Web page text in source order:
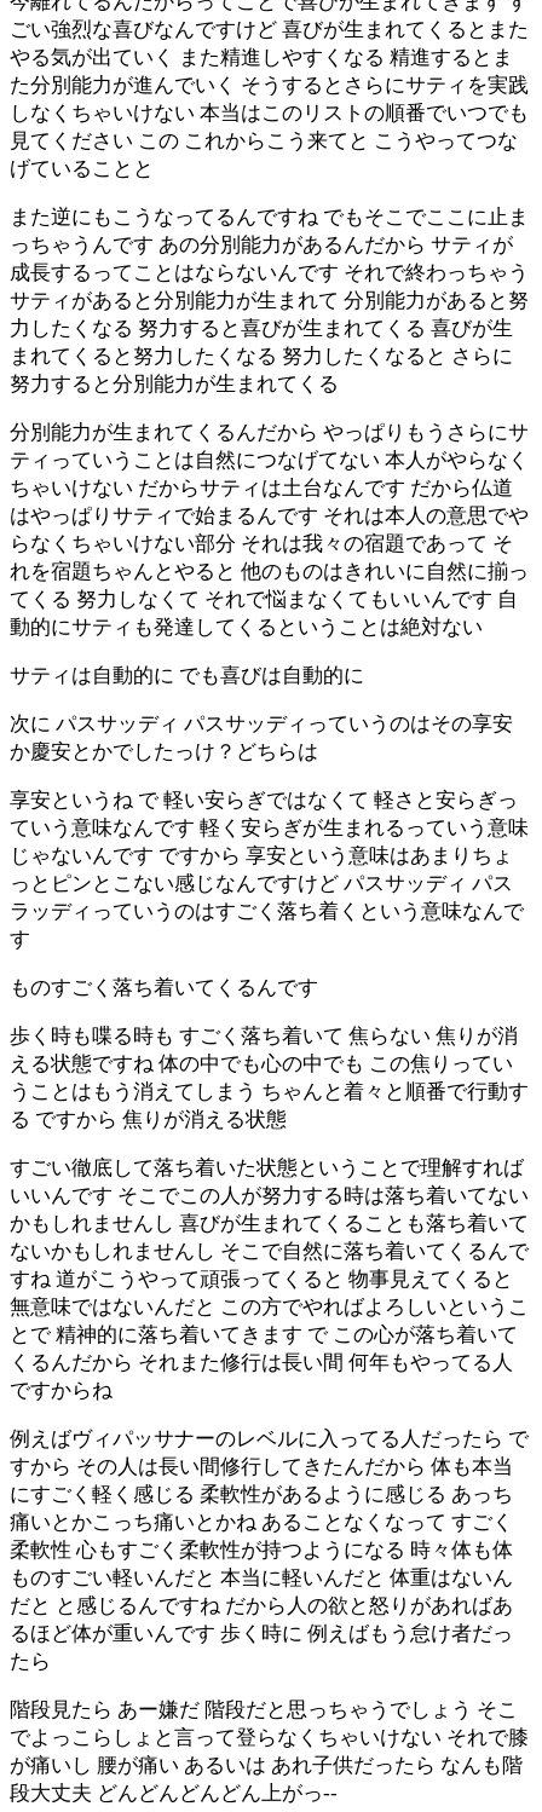
ごい強烈な喜びなんですけど 喜びが生まれてくるとまた
やる気が出ていく また精進しやすくなる 精進するとま
た分別能力が進んでいく そうするとさらにサティを実践
しなくちゃいけない 本当はこのリストの順番でいつでも
見てください この これからこう来てと こうやってつな
げていることと
また逆にもこうなってるんですね でもそこでここに止ま
っちゃうんです あの分別能力があるんだから サティが
成長するってことはならないんです それで終わっちゃう
サティがあると分別能力が生まれて 分別能力があると努
力したくなる 努力すると喜びが生まれてくる 喜びが生
まれてくると努力したくなる 努力したくなると さらに
努力すると分別能力が生まれてくる
分別能力が生まれてくるんだから やっぱりもうさらにサ
ティっていうことは自然につなげてない 本人がやらなく
ちゃいけない だからサティは土台なんです だから仏道
はやっぱりサティで始まるんです それは本人の意思でや
らなくちゃいけない部分 それは我々の宿題であって そ
れを宿題ちゃんとやると 他のものはきれいに自然に揃っ
てくる 努力しなくて それで悩まなくてもいいんです 自
動的にサティも発達してくるということは絶対ない
サティは自動的に でも喜びは自動的に
次に パスサッディ パスサッディっていうのはその享安
か慶安とかでしたっけ？どちらは
享安というね で 軽い安らぎではなくて 軽さと安らぎっ
ていう意味なんです 軽く安らぎが生まれるっていう意味
じゃないんです ですから 享安という意味はあまりちょ
っとピンとこない感じなんですけど パスサッディ パス
ラッディっていうのはすごく落ち着くという意味なんで
す
ものすごく落ち着いてくるんです
歩く時も喋る時も すごく落ち着いて 焦らない 焦りが消
える状態ですね 体の中でも心の中でも この焦りってい
うことはもう消えてしまう ちゃんと着々と順番で行動す
る ですから 焦りが消える状態
すごい徹底して落ち着いた状態ということで理解すれば
いいんです そこでこの人が努力する時は落ち着いてない
かもしれませんし 喜びが生まれてくることも落ち着いて
ないかもしれませんし そこで自然に落ち着いてくるんで
すね 道がこうやって頑張ってくると 物事見えてくると
無意味ではないんだと この方でやればよろしいというこ
とで 精神的に落ち着いてきます で この心が落ち着いて
くるんだから それまた修行は長い間 何年もやってる人
ですからね
例えばヴィパッサナーのレベルに入ってる人だったら で
すから その人は長い間修行してきたんだから 体も本当
にすごく軽く感じる 柔軟性があるように感じる あっち
痛いとかこっち痛いとかね あることなくなって すごく
柔軟性 心もすごく柔軟性が持つようになる 時々体も体
ものすごい軽いんだと 本当に軽いんだと 体重はないん
だと と感じるんですね だから人の欲と怒りがあればあ
るほど体が重いんです 歩く時に 例えばもう怠け者だっ
たら
階段見たら あー嫌だ 階段だと思っちゃうでしょう そこ
でよっこらしょと言って登らなくちゃいけない それで膝
が痛いし 腰が痛い あるいは あれ子供だったら なんも階
段大丈夫 どんどんどんどん上がっ--